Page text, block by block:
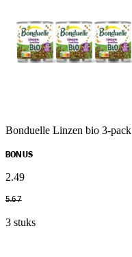
Bonduelle Linzen bio 3-pack
BONUS
2.49
5.67
3 stuks